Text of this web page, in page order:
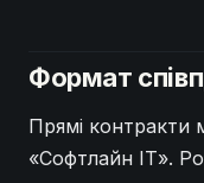
Формат
Прямі контракти
«Софтлайн ІТ».